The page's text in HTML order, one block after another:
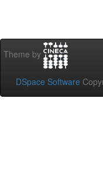
Theme by
DSpace Software